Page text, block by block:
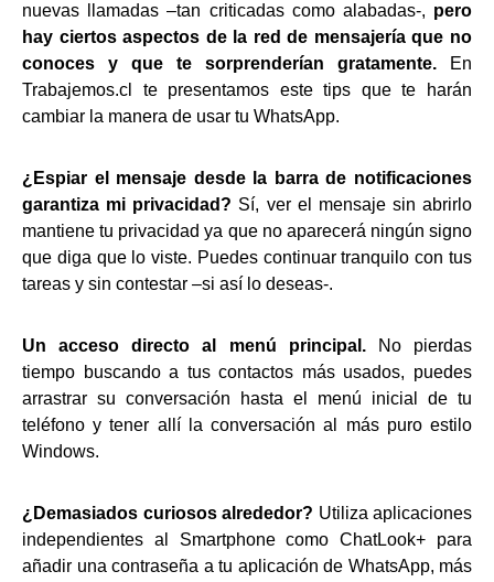
nuevas llamadas –tan criticadas como alabadas-, pero
hay ciertos aspectos de la red de mensajería que no
conoces y que te sorprenderían gratamente. En
Trabajemos.cl te presentamos este tips que te harán
cambiar la manera de usar tu WhatsApp.
¿Espiar el mensaje desde la barra de notificaciones
garantiza mi privacidad? Sí, ver el mensaje sin abrirlo
mantiene tu privacidad ya que no aparecerá ningún signo
que diga que lo viste. Puedes continuar tranquilo con tus
tareas y sin contestar –si así lo deseas-.
Un acceso directo al menú principal.No pierdas
tiempo buscando a tus contactos más usados, puedes
arrastrar su conversación hasta el menú inicial de tu
teléfono y tener allí la conversación al más puro estilo
Windows.
¿Demasiados curiosos alrededor? Utiliza aplicaciones
independientes al Smartphone como ChatLook+ para
añadir una contraseña a tu aplicación de WhatsApp, más